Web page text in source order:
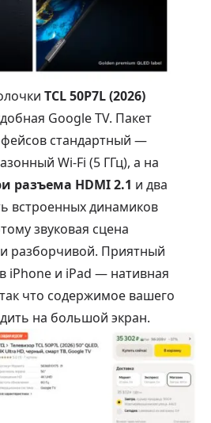
TCL 50P7L (2026)
Google TV. Пакет
стандартный —
Wi-Fi (5 ГГц), а на
разъема HDMI 2.1 и два
встроенных динамиков
звуковая сцена
разборчивой. Приятный
iPhone и iPad — нативная
что содержимое вашего
на большой экран.